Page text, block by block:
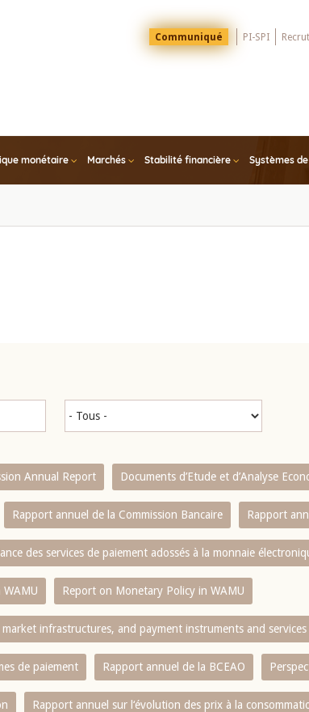
Menu
Top
Communiqué PI-SPI
monétaire Marchés Stabilité financière Systèmes
Annual Report Documents d’Etude et d’Analyse
Rapport annuel de la Commission Bancaire Rapport
des services de paiement adossés à la monnaie
Report on Monetary Policy in WAMU
market infrastructures, and payment instruments and services
de paiement Rapport annuel de la BCEAO
Rapport annuel sur l‘évolution des prix à la